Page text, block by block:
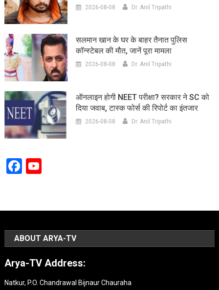
2026-08-08 Dr. Anil Tripathi
सलमान खान के घर के बाहर तैनात पुलिस
कॉन्स्टेबल की मौत, जानें पूरा मामला
2026-08-08 Dr. Anil Tripathi
ऑनलाइन होगी NEET परीक्षा? सरकार ने SC को
दिया जवाब, टास्क फोर्स की रिपोर्ट का इंतजार
2026-08-08 Dr. Anil Tripathi
Facebook
YouTube
ABOUT ARYA-TV
Arya-TV Address:
Natkur, P.O. Chandrawal Bijnaur Chauraha